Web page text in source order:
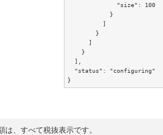
              "size": 100
            }
          ]
        }
      ]
    }
  ],
  "status": "configuring"
、すべて税抜表示です。